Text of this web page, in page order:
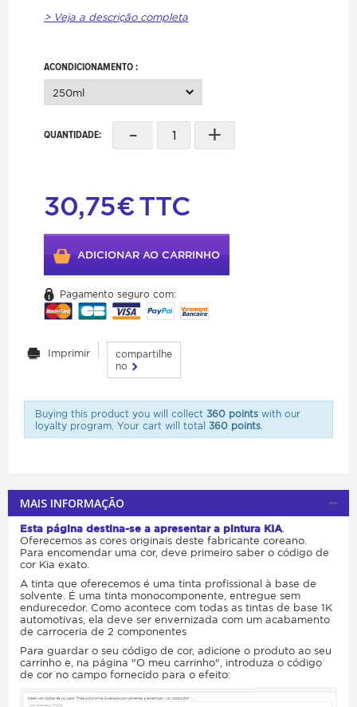
> Veja a descrição completa
ACONDICIONAMENTO :
250ml
QUANTIDADE: - +
30,75€TTC
ADICIONAR AO CARRINHO
Pagamento seguro com:
Imprimir
compartilhe
no
Buying this product you will collect 360 pointswith our
loyalty program. Your cart will total 360 points.
MAIS INFORMAÇÃO
Esta página destina-se a apresentar a pintura KIA.
Oferecemos as cores originais deste fabricante coreano.
Para encomendar uma cor, deve primeiro saber o código de
cor Kia exato.
A tinta que oferecemos é uma tinta profissional à base de
solvente. É uma tinta monocomponente, entregue sem
endurecedor. Como acontece com todas as tintas de base 1K
automotivas, ela deve ser envernizada com um acabamento
de carroceria de 2 componentes
Para guardar o seu código de cor, adicione o produto ao seu
carrinho e, na página "O meu carrinho", introduza o código
de cor no campo fornecido para o efeito: